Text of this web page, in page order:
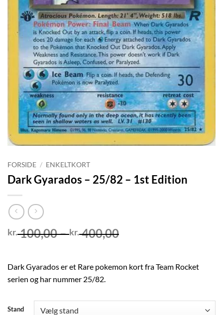
FORSIDE / ENKELTKORT
Dark Gyarados – 25/82 – 1st Edition
kr.100,00– kr.400,00Prisinterval:
kr. 400,00
Dark Gyarados er et Rare pokemon kort fra Team Rocket
serien og har nummer 25/82.
Stand